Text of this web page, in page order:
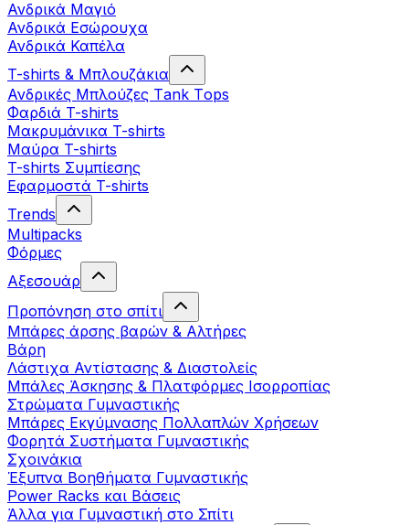
Ανδρικά Μαγιό
Ανδρικά Εσώρουχα
Ανδρικά Καπέλα
T-shirts & Μπλουζάκια
Ανδρικές Mπλούζες Τank Τops
Φαρδιά T-shirts
Μακρυμάνικα T-shirts
Μαύρα T-shirts
T-shirts Συμπίεσης
Εφαρμοστά T-shirts
Trends
Multipacks
Φόρμες
Αξεσουάρ
Προπόνηση στο σπίτι
Μπάρες άρσης βαρών & Αλτήρες
Βάρη
Λάστιχα Αντίστασης & Διαστολείς
Μπάλες Άσκησης & Πλατφόρμες Ισορροπίας
Στρώματα Γυμναστικής
Μπάρες Εκγύμνασης Πολλαπλών Χρήσεων
Φορητά Συστήματα Γυμναστικής
Σχοινάκια
Έξυπνα Βοηθήματα Γυμναστικής
Power Racks και Βάσεις
Άλλα για Γυμναστική στο Σπίτι